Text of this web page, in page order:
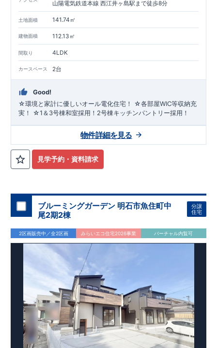
山陽電気鉄道本線 西江井ヶ島駅まで徒歩8分
土地面積 141.74㎡
建物面積 112.13㎡
間取り 4LDK
カースペース 2台
Good!
☆環境と家計に優しいオール電化住宅！ ☆各部屋WIC等収納充
実！ ☆1＆3号棟和室採用！2号棟キッチンパントリー採用！
見学予約・資料請求
物件詳細を見る
ブルーミングガーデン 明石市魚住町中
尾2期2棟
分譲
住宅
2区画販売中／全2区画 みらいエコ住宅2026事業 バーチャル内覧可